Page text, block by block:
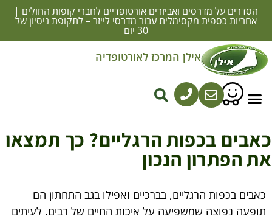
הסדרים על מדרסים ואביזרים אורטופדיים לחברי קופות החולים |
אחריות כספית מקסימלית עבור מדרסי לייזר – לתקופת ניסיון של
30 יום
אילן המרכז לאורטופדיה
בכפות הרגליים? כך תמצאו
הפתרון הנכון
כאבים בכפות הרגליים, בברכיים ואפילו בגב התחתון הם
תופעה נפוצה שמשפיעה על איכות החיים של רבים. לעיתים